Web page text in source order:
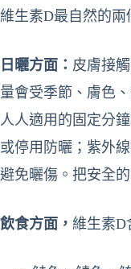
維生素D最自然的兩
日曬方面： 皮膚接
量會受季節、膚色
人人適用的固定分
或停用防曬；紫外
避免曬傷。把安全
飲食方面， 維生素D